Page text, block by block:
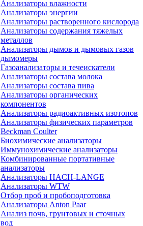
Анализаторы влажности
Анализаторы энергии
Анализаторы растворенного кислорода
Анализаторы содержания тяжелых
металлов
Анализаторы дымов и дымовых газов
дымомеры
Газоанализаторы и течеискатели
Анализаторы состава молока
Анализаторы состава пива
Анализаторы органических
компонентов
Анализаторы радиоактивных изотопов
Анализаторы физических параметров
Beckman Coulter
Биохимические анализаторы
Иммунохимические анализаторы
Комбинированные портативные
анализаторы
Анализаторы HACH-LANGE
Анализаторы WTW
Отбор проб и пробоподготовка
Анализаторы Anton Paar
Анализ почв, грунтовых и сточных
вод